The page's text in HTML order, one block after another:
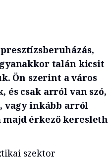
talán kicsit
Ön szerint a város
és csak arról van szó,
vagy inkább arról
érkező
szektor